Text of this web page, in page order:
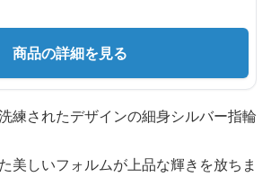
商品の詳細を見る
練されたデザインの細身シルバー指輪
美しいフォルムが上品な輝きを放ちま